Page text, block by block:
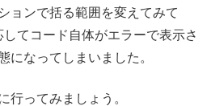
ョンで括る範囲を変えてみて
してコード自体がエラーで表示さ
になってしまいました。
行ってみましょう。